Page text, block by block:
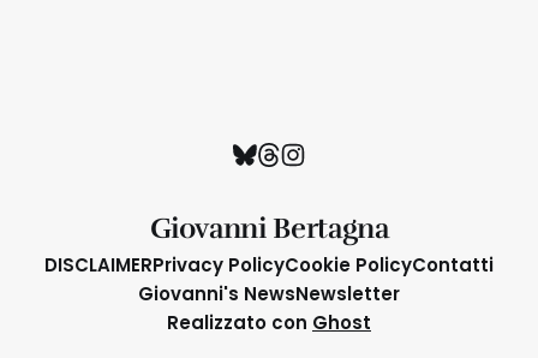
Giovanni Bertagna
DISCLAIMERPrivacy PolicyCookie PolicyContatti
Giovanni's NewsNewsletter
Realizzato con Ghost